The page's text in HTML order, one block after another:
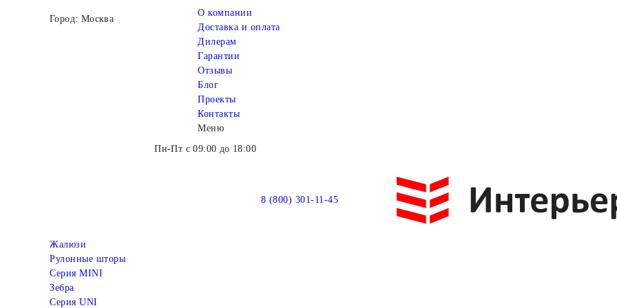
Город: Москва
О компании
Доставка и оплата
Дилерам
Гарантии
Отзывы
Блог
Проекты
Контакты
Меню
Пн-Пт с 09:00 до 18:00
8 (800) 301-11-45
Жалюзи
Рулонные шторы
Серия MINI
Зебра
Серия UNI